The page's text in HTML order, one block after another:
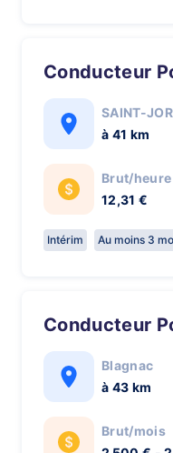
Conducteur
SAINT-
à 41 km
Brut/heure
12,31 €
Intérim Au moins 3
Conducteur
Blagnac
à 43 km
Brut/mois